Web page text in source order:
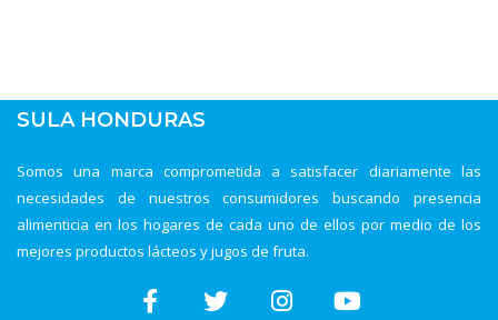
SULA HONDURAS
Somos una marca comprometida a satisfacer diariamente las
necesidades de nuestros consumidores buscando presencia
alimenticia en los hogares de cada uno de ellos por medio de los
mejores productos lácteos y jugos de fruta.